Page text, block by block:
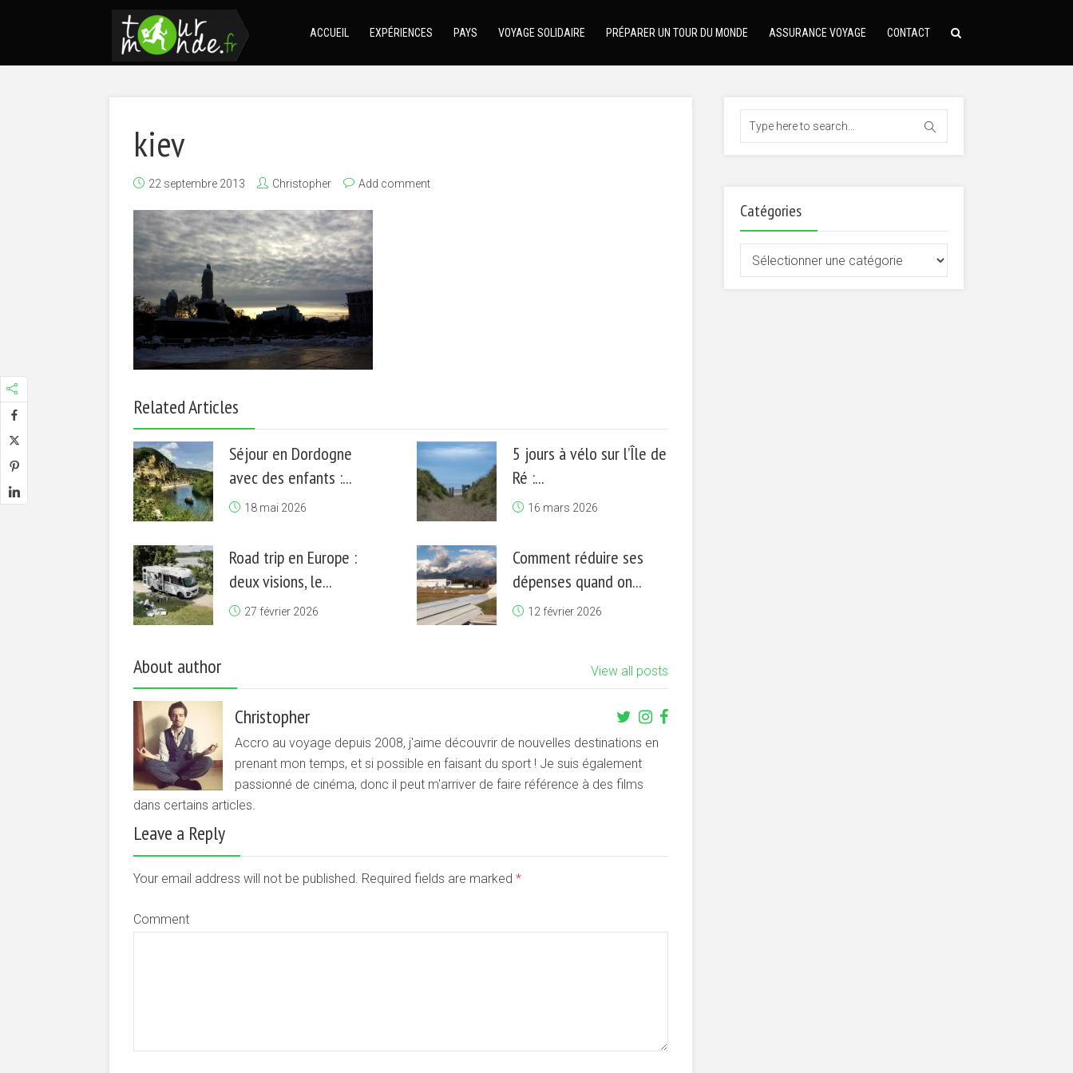
ACCUEIL EXPÉRIENCES PAYS VOYAGE SOLIDAIRE PRÉPARER UN TOUR DU MONDE ASSURANCE VOYAGE CONTACT
kiev
22 septembre 2013 Christopher Add comment
Related Articles
Séjour en Dordogne
avec des enfants :...
18 mai 2026
5 jours à vélo sur l’Île de
Ré :...
16 mars 2026
Road trip en Europe :
deux visions, le...
27 février 2026
Comment réduire ses
dépenses quand on...
12 février 2026
About author View all posts
Christopher
Accro au voyage depuis 2008, j'aime découvrir de nouvelles destinations en
prenant mon temps, et si possible en faisant du sport ! Je suis également
passionné de cinéma, donc il peut m'arriver de faire référence à des films
dans certains articles.
Leave a Reply
Your email address will not be published. Required fields are marked *
Comment
Catégories